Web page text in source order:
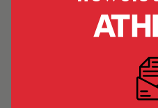
Καρότα με
Ιδανικό ορεκτικό, τέλειο